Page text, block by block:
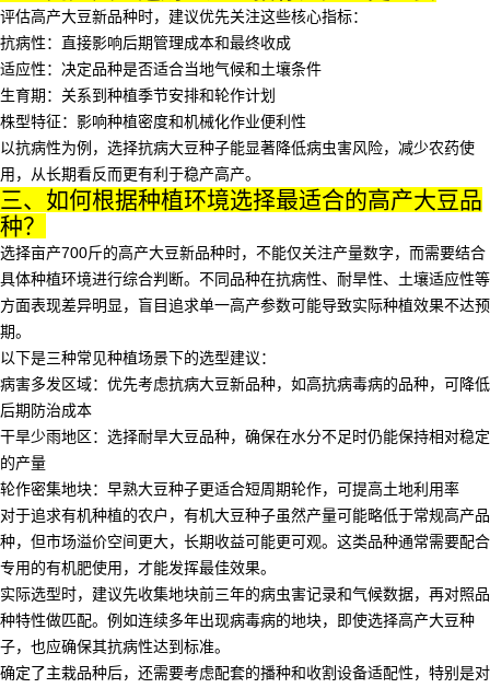
评估高产大豆新品种时，建议优先关注这些核心指标：
抗病性：直接影响后期管理成本和最终收成
适应性：决定品种是否适合当地气候和土壤条件
生育期：关系到种植季节安排和轮作计划
株型特征：影响种植密度和机械化作业便利性
以抗病性为例，选择抗病大豆种子能显著降低病虫害风险，减少农药使
用，从长期看反而更有利于稳产高产。
三、如何根据种植环境选择最适合的高产大豆品
种？
选择亩产700斤的高产大豆新品种时，不能仅关注产量数字，而需要结合
具体种植环境进行综合判断。不同品种在抗病性、耐旱性、土壤适应性等
方面表现差异明显，盲目追求单一高产参数可能导致实际种植效果不达预
期。
以下是三种常见种植场景下的选型建议：
病害多发区域：优先考虑抗病大豆新品种，如高抗病毒病的品种，可降低
后期防治成本
干旱少雨地区：选择耐旱大豆品种，确保在水分不足时仍能保持相对稳定
的产量
轮作密集地块： 早熟大豆种子更适合短周期轮作，可提高土地利用率
对于追求有机种植的农户， 有机大豆种子虽然产量可能略低于常规高产品
种，但市场溢价空间更大，长期收益可能更可观。这类品种通常需要配合
专用的有机肥使用，才能发挥最佳效果。
实际选型时，建议先收集地块前三年的病虫害记录和气候数据，再对照品
种特性做匹配。例如连续多年出现病毒病的地块，即使选择高产大豆种
子，也应确保其抗病性达到标准。
确定了主栽品种后，还需要考虑配套的播种和收割设备适配性，特别是对